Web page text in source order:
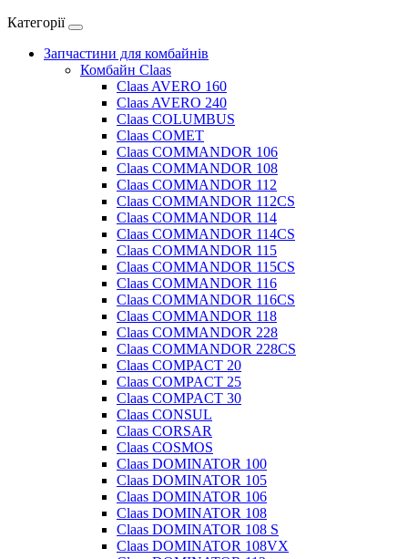
Категорії
Запчастини для комбайнів
Комбайн Claas
Claas AVERO 160
Claas AVERO 240
Claas COLUMBUS
Claas COMET
Claas COMMANDOR 106
Claas COMMANDOR 108
Claas COMMANDOR 112
Claas COMMANDOR 112CS
Claas COMMANDOR 114
Claas COMMANDOR 114CS
Claas COMMANDOR 115
Claas COMMANDOR 115CS
Claas COMMANDOR 116
Claas COMMANDOR 116CS
Claas COMMANDOR 118
Claas COMMANDOR 228
Claas COMMANDOR 228CS
Claas COMPACT 20
Claas COMPACT 25
Claas COMPACT 30
Claas CONSUL
Claas CORSAR
Claas COSMOS
Claas DOMINATOR 100
Claas DOMINATOR 105
Claas DOMINATOR 106
Claas DOMINATOR 108
Claas DOMINATOR 108 S
Claas DOMINATOR 108VX